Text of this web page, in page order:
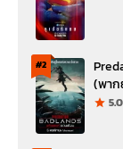
#2
(พาก
5.0